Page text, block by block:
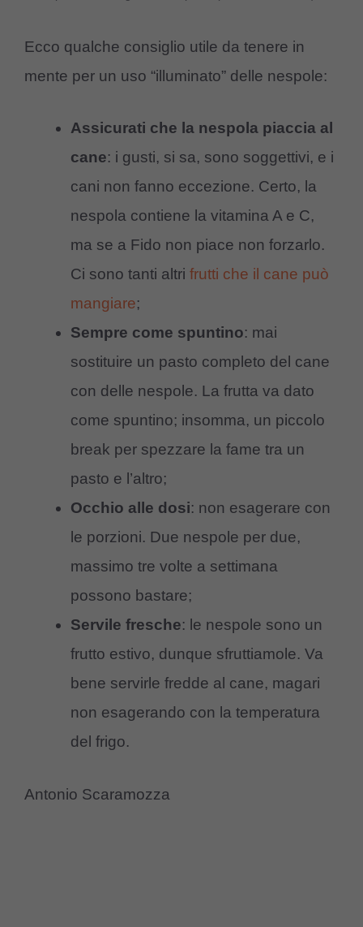
Ecco qualche consiglio utile da tenere in
mente per un uso “illuminato” delle nespole:
Assicurati che la nespola piaccia al
cane: i gusti, si sa, sono soggettivi, e i
cani non fanno eccezione. Certo, la
nespola contiene la vitamina A e C,
ma se a Fido non piace non forzarlo.
Ci sono tanti altri frutti che il cane può
mangiare;
Sempre come spuntino: mai
sostituire un pasto completo del cane
con delle nespole. La frutta va dato
come spuntino; insomma, un piccolo
break per spezzare la fame tra un
pasto e l’altro;
Occhio alle dosi: non esagerare con
le porzioni. Due nespole per due,
massimo tre volte a settimana
possono bastare;
Servile fresche: le nespole sono un
frutto estivo, dunque sfruttiamole. Va
bene servirle fredde al cane, magari
non esagerando con la temperatura
del frigo.
Antonio Scaramozza